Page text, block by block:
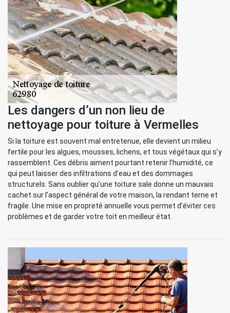
Les dangers d’un non lieu de
nettoyage pour toiture à Vermelles
Si la toiture est souvent mal entretenue, elle devient un milieu
fertile pour les algues, mousses, lichens, et tous végétaux qui s’y
rassemblent. Ces débris aiment pourtant retenir l’humidité, ce
qui peut laisser des infiltrations d’eau et des dommages
structurels. Sans oublier qu’une toiture sale donne un mauvais
cachet sur l’aspect général de votre maison, la rendant terne et
fragile. Une mise en propreté annuelle vous permet d’éviter ces
problèmes et de garder votre toit en meilleur état.